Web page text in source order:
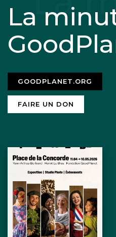
La
GOODPLANET.ORG
FAIRE UN DON